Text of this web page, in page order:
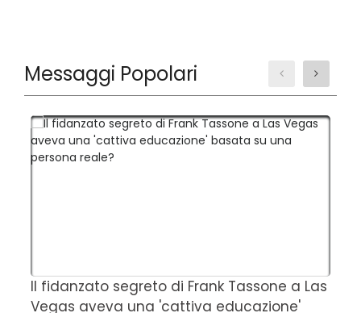
Messaggi Popolari
Il fidanzato segreto di Frank Tassone a Las
Vegas aveva una 'cattiva educazione'